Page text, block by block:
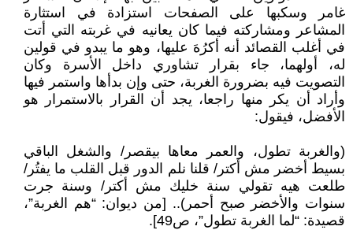
غامر وسكبها على الصفحات استزادة في استثارة
المشاعر ومشاركته فيما كان يعانيه في غربته التي أتت
في أغلب القصائد أنه أكرُهَ عليها، وهو ما يبدو في قولين
له، أولهما، جاء بقرار تشاوري داخل الأسرة وكان
التصويت فيه بضرورة الغربة، حتى وإن بدأها واستمر فيها
وأراد أن يكر منها راجعا، يجد أن القرار بالاستمرار هو
الأفضل، فيقول:
(والغربة تطول، والعمر معاها بيقصر/ والشغل الباقي
بسيط أخضر مش أكتر/ قلنا نلم الدور قبل القلب ما يفتُر/
طلعت هيه تقولي سنة خليك مش أكتر/ وسنة جرت
سنوات والأخضر صبح أحمر).. [من ديوان: “هم الغربة”،
قصيدة: “لما الغربة تطول”، ص49].